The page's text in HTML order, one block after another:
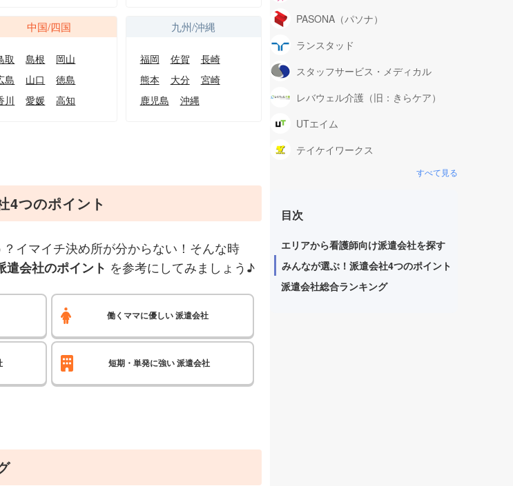
中国/四国
取 島根
岡山
島
山口
徳島
川
愛媛 高知
九州/沖縄
福岡 佐賀
長崎
熊本
大分
宮崎
鹿児島
沖縄
4つのポイント
イマイチ決め所が分からない！そんな時
遣会社のポイント を参考にしてみましょう♪
働くママに優しい派遣会社
短期・単発に強い派遣会社
PASONA（パソナ）
ランスタッド
スタッフサービス・メディカル
レバウェル介護（旧：きらケア）
UTエイム
テイケイワークス
すべて見る
目次
エリアから看護師向け派遣会社を探す
みんなが選ぶ！派遣会社4つのポイント
派遣会社総合ランキング